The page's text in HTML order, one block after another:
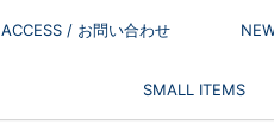
ACCESS / お問い合わせ
SMALL ITEMS